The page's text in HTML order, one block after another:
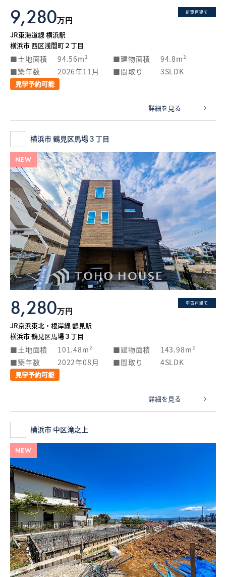
新築戸建て
9,280万円
JR東海道線 横浜駅
横浜市 西区浅間町２丁目
土地面積 94.56m² 建物面積
94.8m²
築年数
2026年11月 間取り 3SLDK
見学予約可能
詳細を見る
横浜市 鶴見区馬場３丁目
NEW
中古戸建て
8,280万円
JR京浜東北・根岸線 鶴見駅
横浜市 鶴見区馬場３丁目
土地面積 101.48m² 建物面積
143.98m²
築年数
2022年08月 間取り 4SLDK
見学予約可能
詳細を見る
横浜市 中区滝之上
NEW